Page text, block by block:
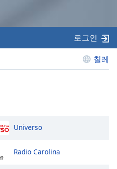
칠레
로그인
Universo
Radio Carolina